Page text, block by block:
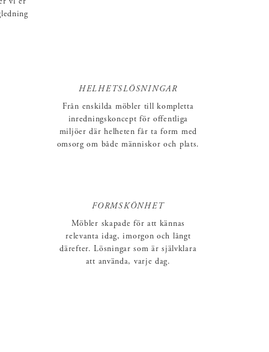
vi er
HELHETSLÖSNINGAR
Från enskilda möbler till kompletta
inredningskoncept för offentliga
miljöer där helheten får ta form med
omsorg om både människor och plats.
FORMSKÖNHET
Möbler skapade för att kännas
relevanta idag, imorgon och långt
därefter. Lösningar som är självklara
att använda, varje dag.